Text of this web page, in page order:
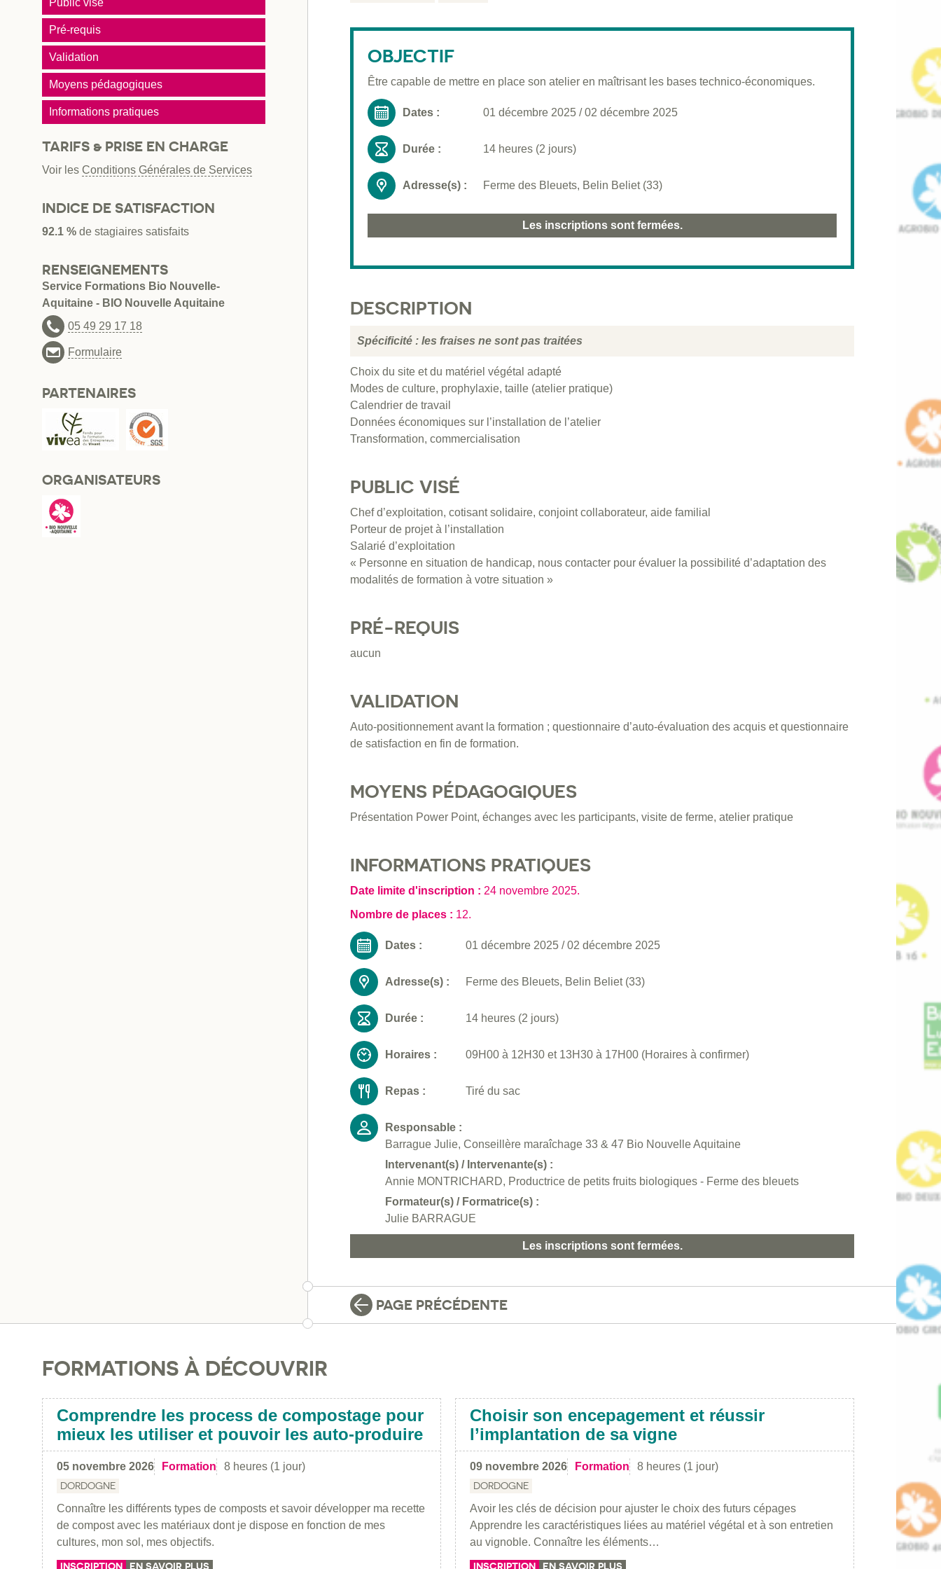
OBJECTIF
Être capable de mettre en place son atelier en maîtrisant les bases technico-économiques.
Dates : 01 décembre 2025 /02 décembre 2025
Durée : 14 heures (2 jours)
Adresse(s) : Ferme des Bleuets, Belin Beliet (33)
Les inscriptions sont fermées.
DESCRIPTION
Spécificité : les fraises ne sont pas traitées
Choix du site et du matériel végétal adapté
Modes de culture, prophylaxie, taille (atelier pratique)
Calendrier de travail
Données économiques sur l’installation de l’atelier
Transformation, commercialisation
PUBLIC VISÉ
Chef d’exploitation, cotisant solidaire, conjoint collaborateur, aide familial
Porteur de projet à l’installation
Salarié d’exploitation
« Personne en situation de handicap, nous contacter pour évaluer la possibilité d’adaptation des
modalités de formation à votre situation »
PRÉ-REQUIS
aucun
VALIDATION
Auto-positionnement avant la formation ; questionnaire d’auto-évaluation des acquis et questionnaire
de satisfaction en fin de formation.
MOYENS PÉDAGOGIQUES
Présentation Power Point, échanges avec les participants, visite de ferme, atelier pratique
INFORMATIONS PRATIQUES
Date limite d'inscription : 24 novembre 2025.
Nombre de places : 12.
Dates : 01 décembre 2025 /02 décembre 2025
Adresse(s) : Ferme des Bleuets, Belin Beliet (33)
Durée : 14 heures (2 jours)
Horaires : 09H00 à 12H30 et 13H30 à 17H00 (Horaires à confirmer)
Repas : Tiré du sac
Responsable :
Barrague Julie, Conseillère maraîchage 33 & 47 Bio Nouvelle Aquitaine
Intervenant(s) / Intervenante(s) :
Annie MONTRICHARD, Productrice de petits fruits biologiques - Ferme des bleuets
Formateur(s) / Formatrice(s) :
Julie BARRAGUE
Les inscriptions sont fermées.
PAGE PRÉCÉDENTE
Public visé
Pré-requis
Validation
Moyens pédagogiques
Informations pratiques
TARIFS & PRISE EN CHARGE
Voir les Conditions Générales de Services
INDICE DE SATISFACTION
92.1 % de stagiaires satisfaits
RENSEIGNEMENTS
Service Formations Bio Nouvelle-
Aquitaine - BIO Nouvelle Aquitaine
05 49 29 17 18
Formulaire
PARTENAIRES
ORGANISATEURS
FORMATIONS À DÉCOUVRIR
Comprendre les process de compostage pour
mieux les utiliser et pouvoir les auto-produire
05 novembre 2026 Formation 8 heures (1 jour)
DORDOGNE
Connaître les différents types de composts et savoir développer ma recette
de compost avec les matériaux dont je dispose en fonction de mes
cultures, mon sol, mes objectifs.
INSCRIPTION EN SAVOIR PLUS
Choisir son encepagement et réussir
l’implantation de sa vigne
09 novembre 2026 Formation 8 heures (1 jour)
DORDOGNE
Avoir les clés de décision pour ajuster le choix des futurs cépages
Apprendre les caractéristiques liées au matériel végétal et à son entretien
au vignoble. Connaître les éléments…
INSCRIPTION EN SAVOIR PLUS